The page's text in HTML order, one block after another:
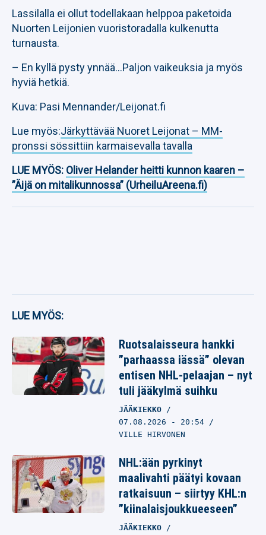
Lassilalla ei ollut todellakaan helppoa paketoida
Nuorten Leijonien vuoristoradalla kulkenutta
turnausta.
– En kyllä pysty ynnää…Paljon vaikeuksia ja myös
hyviä hetkiä.
Kuva: Pasi Mennander/Leijonat.fi
Lue myös:Järkyttävää Nuoret Leijonat – MM-
pronssi sössittiin karmaisevalla tavalla
LUE MYÖS: Oliver Helander heitti kunnon kaaren –
”Äijä on mitalikunnossa” (UrheiluAreena.fi)
LUE MYÖS:
Ruotsalaisseura hankki
”parhaassa iässä” olevan
entisen NHL-pelaajan – nyt
tuli jääkylmä suihku
JÄÄKIEKKO
07.08.2026 - 20:54
VILLE HIRVONEN
NHL:ään pyrkinyt
maalivahti päätyi kovaan
ratkaisuun – siirtyy KHL:n
”kiinalaisjoukkueeseen”
JÄÄKIEKKO